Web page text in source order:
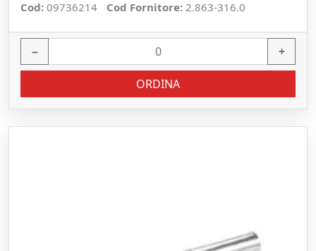
Cod: 09736214 Cod Fornitore: 2.863-316.0
− +
ORDINA